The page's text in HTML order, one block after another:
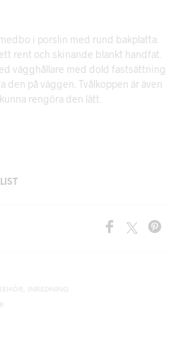
i porslin med rund bakplatta.
rent och skinande blankt handfat.
vägghållare med dold fastsättning
den på väggen. Tvålkoppen är även
rengöra den lätt.